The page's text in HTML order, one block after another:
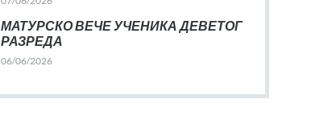
МАТУРСКО ВЕЧЕ УЧЕНИКА ДЕВЕТОГ
РАЗРЕДА
06/06/2026